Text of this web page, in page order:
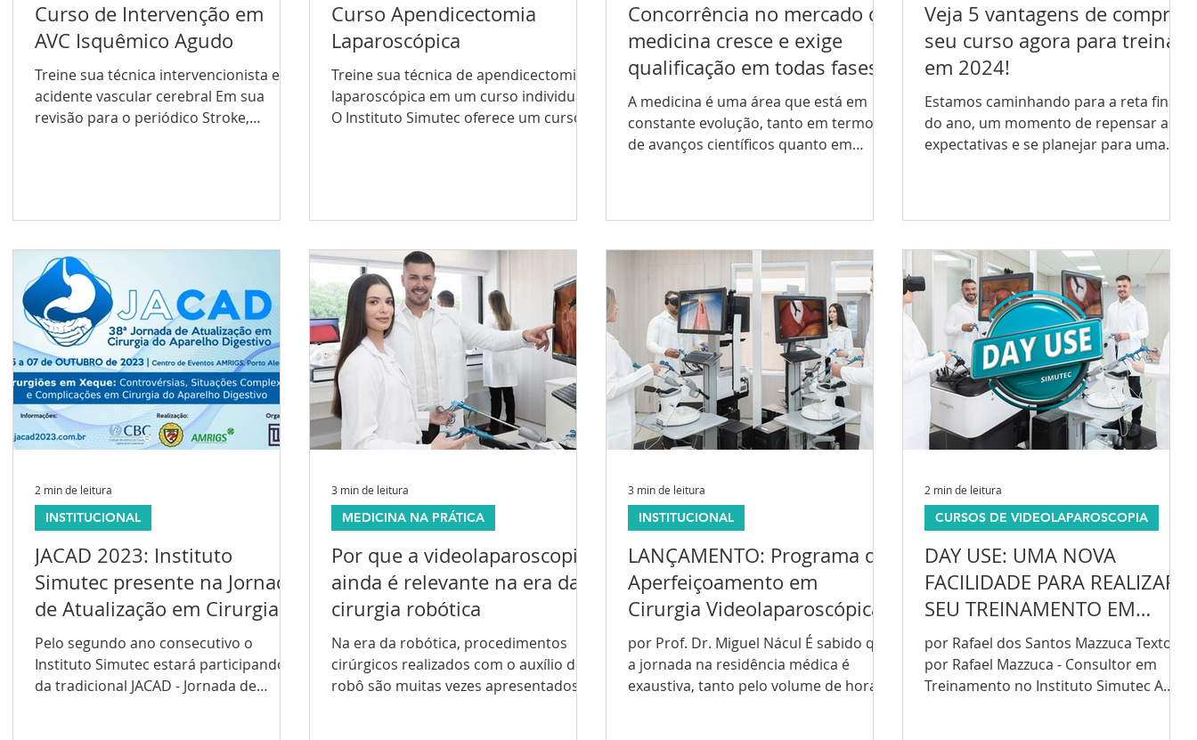
Curso de Intervenção em
AVC Isquêmico Agudo
Treine sua técnica intervencionista em
acidente vascular cerebral Em sua
revisão para o periódico Stroke,
Curso Apendicectomia
Laparoscópica
Treine sua técnica de apendicectomia
laparoscópica em um curso individual
O Instituto Simutec oferece um curso
Concorrência no mercado de
medicina cresce e exige
qualificação em todas fases
profissionais
A medicina é uma área que está em
constante evolução, tanto em termos
de avanços científicos quanto em
Veja 5 vantagens de comprar
seu curso agora para treinar
em 2024!
Estamos caminhando para a reta final
do ano, um momento de repensar as
expectativas e se planejar para uma
JACAD 2023: Instituto
Simutec presente na Jornada
de Atualização em Cirurgia
do Aparelho Digestivo
Pelo segundo ano consecutivo o
Instituto Simutec estará participando
da tradicional JACAD - Jornada de
INSTITUCIONAL
2 min de leitura
Por que a videolaparoscopia
ainda é relevante na era da
cirurgia robótica
Na era da robótica, procedimentos
cirúrgicos realizados com o auxílio do
robô são muitas vezes apresentados
MEDICINA NA PRÁTICA
3 min de leitura
LANÇAMENTO: Programa de
Aperfeiçoamento em
Cirurgia Videolaparoscópica
por Prof. Dr. Miguel Nácul É sabido que
a jornada na residência médica é
exaustiva, tanto pelo volume de horas
INSTITUCIONAL
3 min de leitura
DAY USE: UMA NOVA
FACILIDADE PARA REALIZAR
SEU TREINAMENTO EM
VIDEOLAPAROSCOPIA
por Rafael dos Santos Mazzuca Texto
por Rafael Mazzuca - Consultor em
Treinamento no Instituto Simutec A
CURSOS DE VIDEOLAPAROSCOPIA
2 min de leitura